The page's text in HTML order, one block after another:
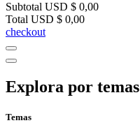
Subtotal USD $ 0,00
Total USD $ 0,00
checkout
Explora por temas
Temas